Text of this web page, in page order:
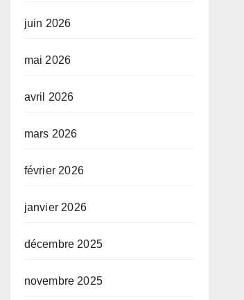
juin 2026
mai 2026
avril 2026
mars 2026
février 2026
janvier 2026
décembre 2025
novembre 2025